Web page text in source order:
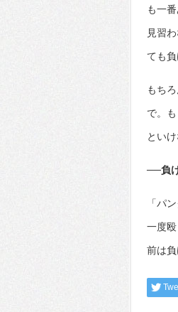
も一
見習
ても
もち
で。
とい
──負
「パ
一度
前は